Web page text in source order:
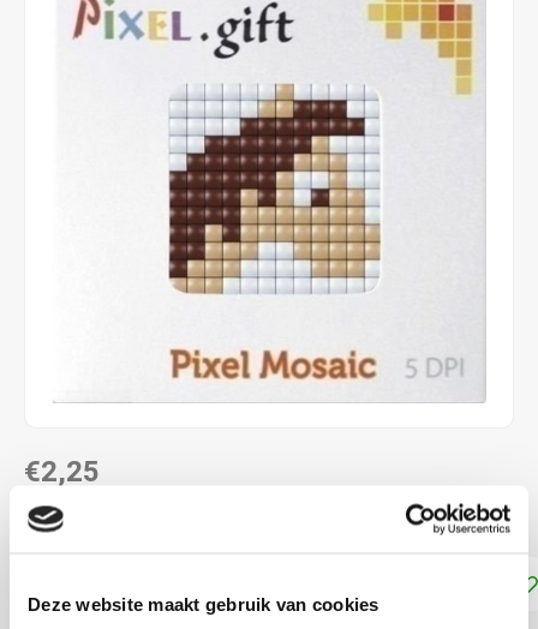
Deze website maakt gebruik van cookies
€2,25
DIRECT LEVERBAAR